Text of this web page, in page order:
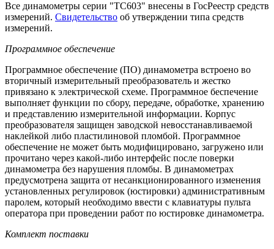
Все динамометры серии "ТС603" внесены в ГосРеестр средств
измерений. Свидетельство об утверждении типа средств
измерений.
Программное обеспечение
Программное обеспечение (ПО) динамометра встроено во
вторичный измерительный преобразователь и жестко
привязано к электрической схеме. Программное беспечение
выполняет функции по сбору, передаче, обработке, хранению
и представлению измерительной информации. Корпус
преобразователя защищен заводской невосстанавливаемой
наклейкой либо пластилиновой пломбой. Программное
обеспечение не может быть модифицировано, загружено или
прочитано через какой-либо интерфейс после поверки
динамометра без нарушения пломбы. В динамометрах
предусмотрена защита от несанкционированного изменения
установленных регулировок (юстировки) административным
паролем, который необходимо ввести с клавиатуры пульта
оператора при проведении работ по юстировке динамометра.
Комплект поставки